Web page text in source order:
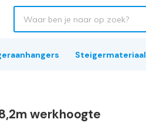
Steigermateriaal
werkhoogte